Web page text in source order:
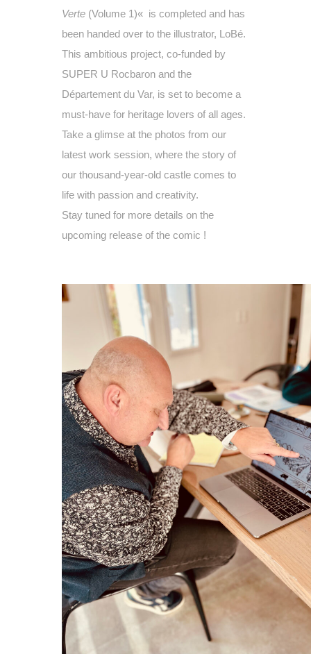
Verte (Volume 1)« is completed and has
been handed over to the illustrator, LoBé.
This ambitious project, co-funded by
SUPER U Rocbaron and the
Département du Var, is set to become a
must-have for heritage lovers of all ages.
Take a glimse at the photos from our
latest work session, where the story of
our thousand-year-old castle comes to
life with passion and creativity.
Stay tuned for more details on the
upcoming release of the comic !